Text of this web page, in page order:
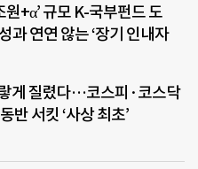
원+α’ 규모 K-국부펀드 도
과 연연 않는 ‘장기 인내자
게 질렸다…코스피·코스닥
반 서킷 ‘사상 최초’